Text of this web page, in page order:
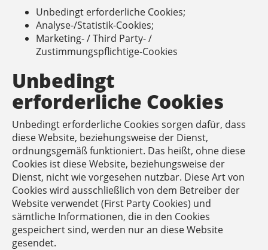
Unbedingt erforderliche Cookies;
Analyse-/Statistik-Cookies;
Marketing- / Third Party- /
Zustimmungspflichtige-Cookies
Unbedingt
erforderliche Cookies
Unbedingt erforderliche Cookies sorgen dafür, dass
diese Website, beziehungsweise der Dienst,
ordnungsgemäß funktioniert. Das heißt, ohne diese
Cookies ist diese Website, beziehungsweise der
Dienst, nicht wie vorgesehen nutzbar. Diese Art von
Cookies wird ausschließlich von dem Betreiber der
Website verwendet (First Party Cookies) und
sämtliche Informationen, die in den Cookies
gespeichert sind, werden nur an diese Website
gesendet.